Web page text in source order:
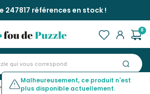
247817 références en stock !
0
>Pièces XXL - Le Bonheur Pur
Malheureusement, ce produit n'est
plus disponible actuellement.